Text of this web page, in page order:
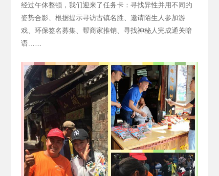
经过午休整顿，我们迎来了任务卡：寻找异性并用不同的
姿势合影、根据提示寻访古镇名胜、邀请陌生人参加游
戏、环保签名募集、帮商家推销、寻找神秘人完成通关暗
语……